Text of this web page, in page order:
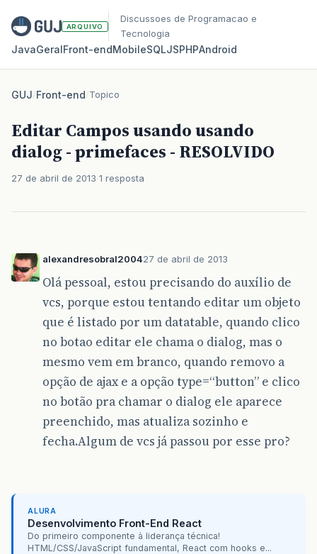
ARQUIVO
Discussoes de Programacao e
Tecnologia
JavaGeralFront‑endMobileSQLJSPHPAndroid
GUJ/Front-end/Topico
Editar Campos usando usando
dialog - primefaces - RESOLVIDO
27 de abril de 2013 1 resposta
alexandresobral200427 de abril de 2013
Olá pessoal, estou precisando do auxílio de
vcs, porque estou tentando editar um objeto
que é listado por um datatable, quando clico
no botao editar ele chama o dialog, mas o
mesmo vem em branco, quando removo a
opção de ajax e a opção type=“button” e clico
no botão pra chamar o dialog ele aparece
preenchido, mas atualiza sozinho e
fecha.Algum de vcs já passou por esse pro?
ALURA
Desenvolvimento Front-End React
Do primeiro componente à liderança técnica!
HTML/CSS/JavaScript fundamental, React com hooks e...